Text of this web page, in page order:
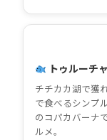
トゥルーチ
チチカカ湖で獲
で食べるシンプ
のコパカバーナ
ルメ。